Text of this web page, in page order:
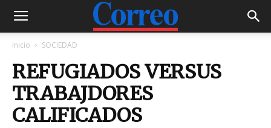
Inicio SOCIEDAD
REFUGIADOS VERSUS
TRABAJDORES
CALIFICADOS